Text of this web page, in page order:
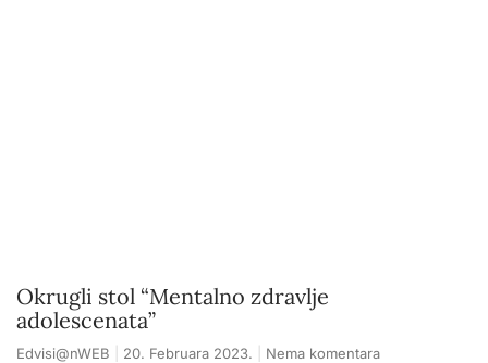
Okrugli stol “Mentalno zdravlje
adolescenata”
Edvisi@nWEB 20. Februara 2023. Nema komentara